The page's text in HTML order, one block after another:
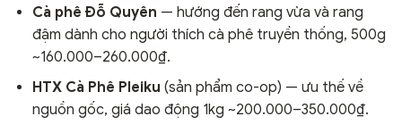
Cà phê Đỗ Quyên — hướng đến rang vừa và rang
đậm dành cho người thích cà phê truyền thống, 500g
~160.000–260.000₫.
HTX Cà Phê Pleiku (sản phẩm co-op) — ưu thế về
nguồn gốc, giá dao động 1kg ~200.000–350.000₫.